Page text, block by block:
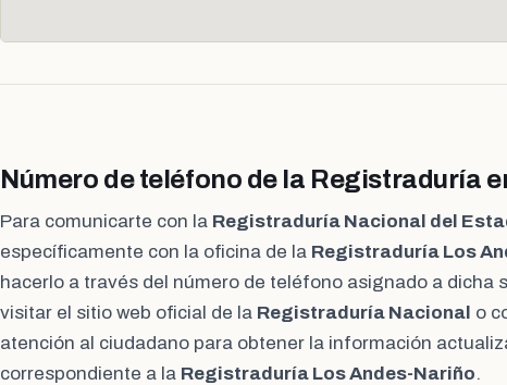
Número de teléfono de la Registraduría
Para comunicarte con la Registraduría Nacional del
específicamente con la oficina de la Registraduría Los
hacerlo a través del número de teléfono asignado a dicha
visitar el sitio web oficial de la Registraduría Nacional o
atención al ciudadano para obtener la información
correspondiente a la Registraduría Los Andes-Nariño.